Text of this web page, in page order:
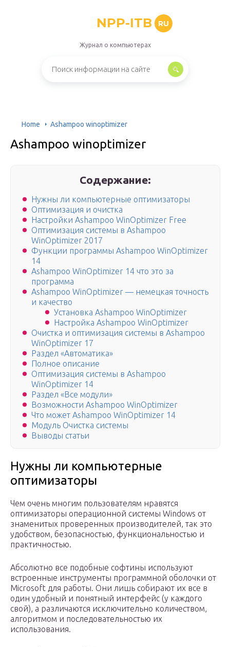
NPP-ITB RU
Журнал о компьютерах
Home Ashampoo winoptimizer
Ashampoo winoptimizer
Содержание:
Нужны ли компьютерные оптимизаторы
Оптимизация и очистка
Настройки Ashampoo WinOptimizer Free
Оптимизация системы в Ashampoo
WinOptimizer 2017
Функции программы Ashampoo WinOptimizer
14
Ashampoo WinOptimizer 14 что это за
программа
Ashampoo WinOptimizer — немецкая точность
и качество
Установка Ashampoo WinOptimizer
Настройка Ashampoo WinOptimizer
Очистка и оптимизация системы в Ashampoo
WinOptimizer 17
Раздел «Автоматика»
Полное описание
Оптимизация системы в Ashampoo
WinOptimizer 14
Раздел «Все модули»
Возможности Ashampoo WinOptimizer
Что может Ashampoo WinOptimizer 14
Модуль Очистка системы
Выводы статьи
Нужны ли компьютерные
оптимизаторы
Чем очень многим пользователям нравятся
оптимизаторы операционной системы Windows от
знаменитых проверенных производителей, так это
удобством, безопасностью, функциональностью и
практичностью.
Абсолютно все подобные софтины используют
встроенные инструменты программной оболочки от
Microsoft для работы. Они лишь собирают их все в
один удобный и понятный интерфейс (у каждого
свой), а различаются исключительно количеством,
алгоритмом и последовательностью их
использования.